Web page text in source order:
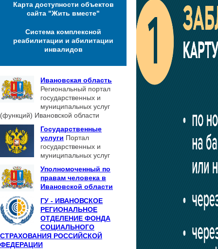
Карта доступности объектов
сайта "Жить вместе"
Система комплексной
реабилитации и абилитации
инвалидов
Ивановская область
Региональный портал
государственных и
муниципальных услуг
(функций) Ивановской области
Государственные
услуги Портал
государственных и
муниципальных услуг
Уполномоченный по
правам человека в
Ивановской области
ГУ - ИВАНОВСКОЕ
РЕГИОНАЛЬНОЕ
ОТДЕЛЕНИЕ ФОНДА
СОЦИАЛЬНОГО
СТРАХОВАНИЯ РОССИЙСКОЙ
ФЕДЕРАЦИИ